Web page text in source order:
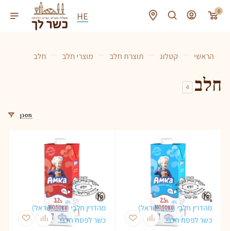
HE 0
הראשי קטלוג תוצרת חלב מוצרי חלב חלב
חלב 4
מסנן
מהדרין חלבי (חלב ישראל)
כשר לפסח חלבי
מהדרין חלבי (חלב ישראל)
כשר לפסח חלבי